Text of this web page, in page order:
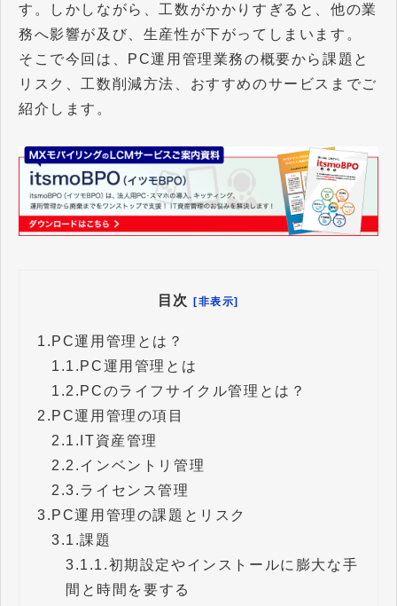
す。しかしながら、工数がかかりすぎると、他の業
務へ影響が及び、生産性が下がってしまいます。
そこで今回は、PC運用管理業務の概要から課題と
リスク、工数削減方法、おすすめのサービスまでご
紹介します。
目次 [非表示]
1. PC運用管理とは？
1.1. PC運用管理とは
1.2. PCのライフサイクル管理とは？
2. PC運用管理の項目
2.1. IT資産管理
2.2.インベントリ管理
2.3.ライセンス管理
3. PC運用管理の課題とリスク
3.1.課題
3.1.1.初期設定やインストールに膨大な手
間と時間を要する